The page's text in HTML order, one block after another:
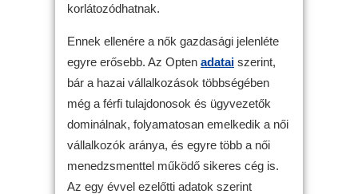
korlátozódhatnak.
Ennek ellenére a nők gazdasági jelenléte
egyre erősebb. Az Opten adatai szerint,
bár a hazai vállalkozások többségében
még a férfi tulajdonosok és ügyvezetők
dominálnak, folyamatosan emelkedik a női
vállalkozók aránya, és egyre több a női
menedzsmenttel működő sikeres cég is.
Az egy évvel ezelőtti adatok szerint